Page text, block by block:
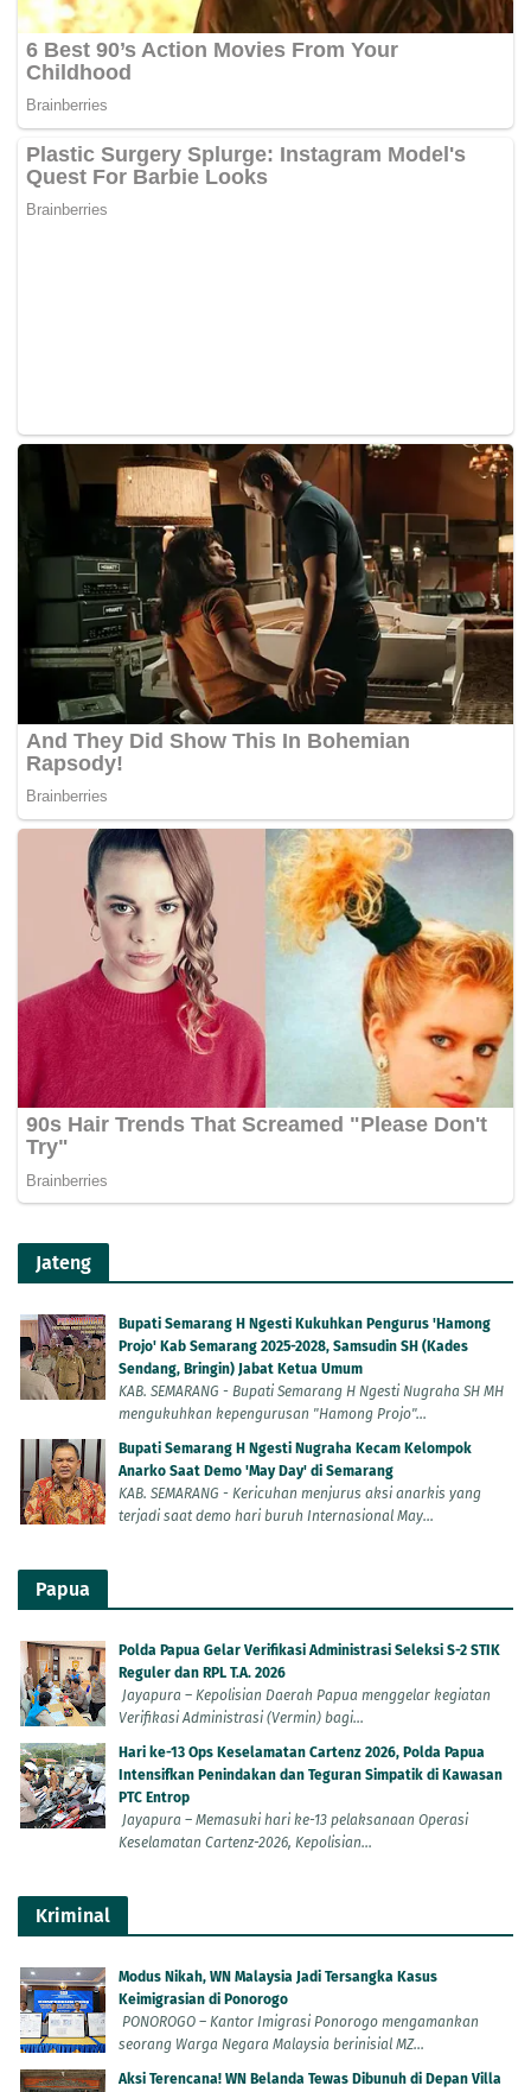
Jateng
Bupati Semarang H Ngesti Kukuhkan Pengurus 'Hamong
Projo' Kab Semarang 2025-2028, Samsudin SH (Kades
Sendang, Bringin) Jabat Ketua Umum
KAB. SEMARANG - Bupati Semarang H Ngesti Nugraha SH MH
mengukuhkan kepengurusan "Hamong Projo"...
Bupati Semarang H Ngesti Nugraha Kecam Kelompok
Anarko Saat Demo 'May Day' di Semarang
KAB. SEMARANG - Kericuhan menjurus aksi anarkis yang
terjadi saat demo hari buruh Internasional May...
Papua
Polda Papua Gelar Verifikasi Administrasi Seleksi S-2 STIK
Reguler dan RPL T.A. 2026
Jayapura – Kepolisian Daerah Papua menggelar kegiatan
Verifikasi Administrasi (Vermin) bagi...
Hari ke-13 Ops Keselamatan Cartenz 2026, Polda Papua
Intensifkan Penindakan dan Teguran Simpatik di Kawasan
PTC Entrop
Jayapura – Memasuki hari ke-13 pelaksanaan Operasi
Keselamatan Cartenz-2026, Kepolisian...
Kriminal
Modus Nikah, WN Malaysia Jadi Tersangka Kasus
Keimigrasian di Ponorogo
PONOROGO – Kantor Imigrasi Ponorogo mengamankan
seorang Warga Negara Malaysia berinisial MZ...
Aksi Terencana! WN Belanda Tewas Dibunuh di Depan Villa